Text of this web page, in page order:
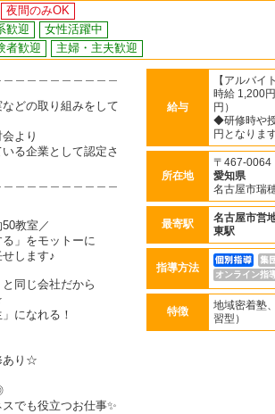
夜間のみOK
歓迎
女性活躍中
者歓迎 主婦・主夫歓迎
＿＿＿＿＿＿＿＿＿
どの取り組みをして
より
る企業として認定さ
教室／
る」をモットーに
します♪
同じ会社だから
になれる！
あり☆
でも役立つお仕事✨
給与
【アルバイ
時給 1,200
円）
◆研修時や
円となりま
所在地
〒467-0064
愛知県
名古屋市瑞
最寄駅
名古屋市営
東駅
指導方法
オンライン指
特徴
地域密着塾
習型）